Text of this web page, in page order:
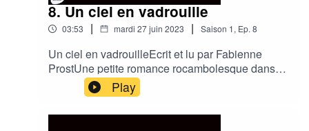
8. Un ciel en vadrouille
03:53 | mardi 27 juin 2023 | Saison 1, Ep. 8
Un ciel en vadrouilleEcrit et lu par Fabienne
ProstUne petite romance rocambolesque dans
un Epadh.
Play